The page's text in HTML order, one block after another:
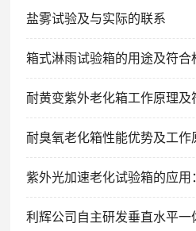
盐雾试验及与实际的联系
箱式淋雨试验箱的用途及符合
耐黄变紫外老化箱工作原理及
耐臭氧老化箱性能优势及工作
紫外光加速老化试验箱的应用